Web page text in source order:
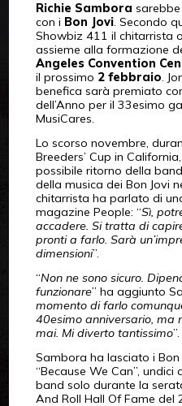
Richie Sambora
con i Bon Jovi. Secondo
Showbiz 411 il chitarrista
assieme alla formazione
Angeles Convention
il prossimo 2 febbraio.
benefica sarà premiato
dell’Anno per il 33esimo
MusiCares.
Lo scorso novembre,
Breeders’ Cup in
possibile ritorno della
della musica dei Bon Jovi
chitarrista ha parlato di
magazine People: “Sì,
accadere. Si tratta di
pronti a farlo. Sarà
dimensioni”.
“Non ne sono sicuro.
funzionare” ha aggiunto
momento di farlo
40esimo anniversario, ma
mai. Mi diverto tantissimo”.
Sambora ha lasciato i
“Because We Can”,
band solo durante la
And Roll Hall Of Fame del